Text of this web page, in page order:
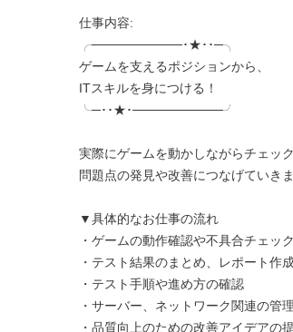
仕事内容:
╭──────────･★･･─╮
ゲームを支えるポジションから、
ITスキルを身につける！
╰─･･★･──────────╯
実際にゲームを動かしながらチェック
問題点の発見や改善につなげていきま
▼具体的なお仕事の流れ
・ゲームの動作確認や不具合チェック
・テスト結果のまとめ、レポート作
・テスト手順や進め方の確認
・サーバー、ネットワーク関連の管
・品質向上のための改善アイデアの